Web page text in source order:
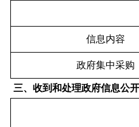
信息内容
政府集中采购
三、收到和处理政府信息公